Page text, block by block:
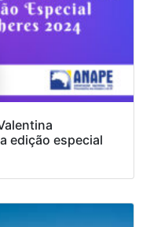
edição especial